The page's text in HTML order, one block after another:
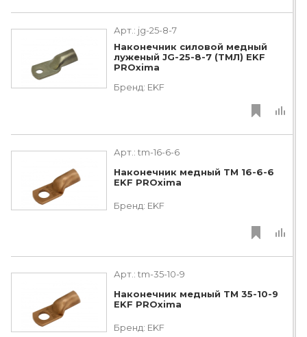
Арт.: jg-25-8-7
Наконечник силовой медный
луженый JG-25-8-7 (ТМЛ) EKF
PROxima
Бренд: EKF
Арт.: tm-16-6-6
Наконечник медный ТМ 16-6-6
EKF PROxima
Бренд: EKF
Арт.: tm-35-10-9
Наконечник медный ТМ 35-10-9
EKF PROxima
Бренд: EKF